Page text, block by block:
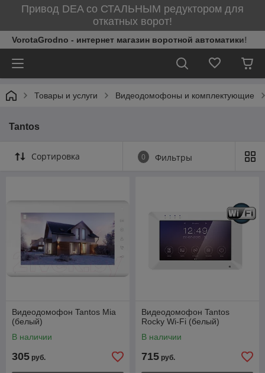
Привод DEA со СТАЛЬНЫМ редуктором для
откатных ворот!
VorotaGrodno - интернет магазин воротной автоматики!
Товары и услуги Видеодомофоны и комплектующие
Tantos
Сортировка 0 Фильтры
Видеодомофон Tantos Mia
(белый)
В наличии
305 руб.
Видеодомофон Tantos
Rocky Wi-Fi (белый)
В наличии
715 руб.